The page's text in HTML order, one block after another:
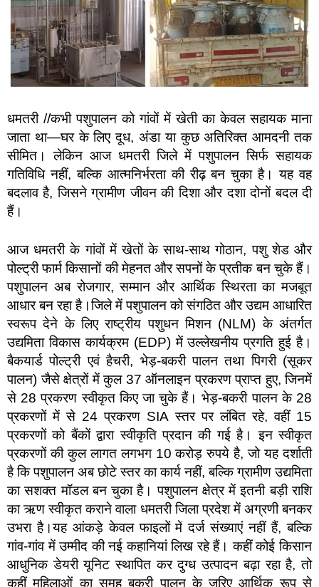
धमतरी //कभी पशुपालन को गांवों में खेती का केवल सहायक माना
जाता था—घर के लिए दूध, अंडा या कुछ अतिरिक्त आमदनी तक
सीमित। लेकिन आज धमतरी जिले में पशुपालन सिर्फ सहायक
गतिविधि नहीं, बल्कि आत्मनिर्भरता की रीढ़ बन चुका है। यह वह
बदलाव है, जिसने ग्रामीण जीवन की दिशा और दशा दोनों बदल दी
हैं।
आज धमतरी के गांवों में खेतों के साथ-साथ गोठान, पशु शेड और
पोल्ट्री फार्म किसानों की मेहनत और सपनों के प्रतीक बन चुके हैं।
पशुपालन अब रोजगार, सम्मान और आर्थिक स्थिरता का मजबूत
आधार बन रहा है।जिले में पशुपालन को संगठित और उद्यम आधारित
स्वरूप देने के लिए राष्ट्रीय पशुधन मिशन (NLM) के अंतर्गत
उद्यमिता विकास कार्यक्रम (EDP) में उल्लेखनीय प्रगति हुई है।
बैकयार्ड पोल्ट्री एवं हैचरी, भेड़-बकरी पालन तथा पिगरी (सूकर
पालन) जैसे क्षेत्रों में कुल 37 ऑनलाइन प्रकरण प्राप्त हुए, जिनमें
से 28 प्रकरण स्वीकृत किए जा चुके हैं। भेड़-बकरी पालन के 28
प्रकरणों में से 24 प्रकरण SIA स्तर पर लंबित रहे, वहीं 15
प्रकरणों को बैंकों द्वारा स्वीकृति प्रदान की गई है। इन स्वीकृत
प्रकरणों की कुल लागत लगभग 10 करोड़ रुपये है, जो यह दर्शाती
है कि पशुपालन अब छोटे स्तर का कार्य नहीं, बल्कि ग्रामीण उद्यमिता
का सशक्त मॉडल बन चुका है। पशुपालन क्षेत्र में इतनी बड़ी राशि
का ऋण स्वीकृत कराने वाला धमतरी जिला प्रदेश में अग्रणी बनकर
उभरा है।यह आंकड़े केवल फाइलों में दर्ज संख्याएं नहीं हैं, बल्कि
गांव-गांव में उम्मीद की नई कहानियां लिख रहे हैं। कहीं कोई किसान
आधुनिक डेयरी यूनिट स्थापित कर दुग्ध उत्पादन बढ़ा रहा है, तो
कहीं महिलाओं का समूह बकरी पालन के जरिए आर्थिक रूप से